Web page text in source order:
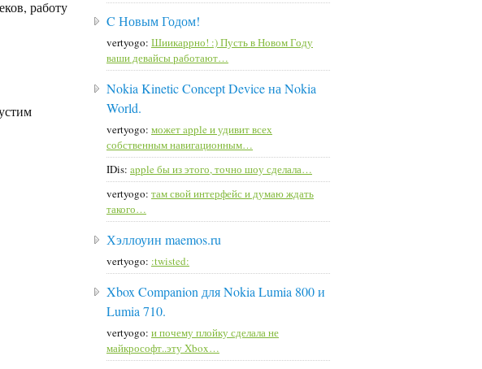
работу
C Новым Годом!
vertyogo: Шиикаррно! :) Пусть в Новом Году
ваши девайсы работают…
Nokia Kinetic Concept Device на Nokia
World.
vertyogo: может apple и удивит всех
собственным навигационным…
IDis: apple бы из этого, точно шоу сделала…
vertyogo: там свой интерфейс и думаю ждать
такого…
Хэллоуин maemos.ru
vertyogo: :twisted:
Xbox Companion для Nokia Lumia 800 и
Lumia 710.
vertyogo: и почему плойку сделала не
майкрософт..эту Xbox…